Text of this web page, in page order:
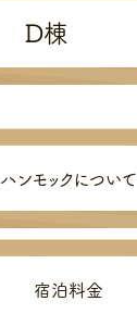
D棟
ハンモックについて
宿泊料金